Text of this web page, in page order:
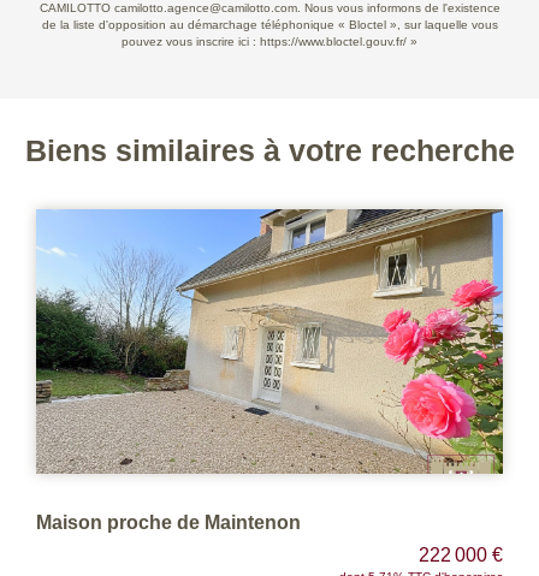
CAMILOTTO camilotto.agence@camilotto.com. Nous vous informons de l'existence
de la liste d'opposition au démarchage téléphonique « Bloctel », sur laquelle vous
pouvez vous inscrire ici : https://www.bloctel.gouv.fr/ »
Biens similaires à votre recherche
Maison proche de Maintenon
222 000 €